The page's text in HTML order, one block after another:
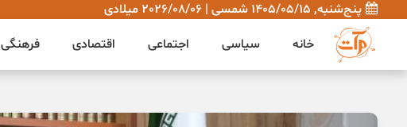
پنج‌شنبه, 1405/05/15 شمسی | 2026/08/06 میلادی
خانه
سیاسی اجتماعی اقتصادی فرهنگی